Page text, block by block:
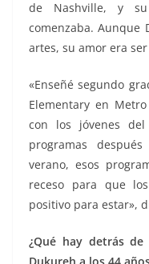
de Nashville, y
comenzaba. Aunque
artes, su amor era
«Enseñé segundo
Elementary en
con los jóvenes
programas
verano, esos
receso para que
positivo para estar»,
¿Qué hay detrás